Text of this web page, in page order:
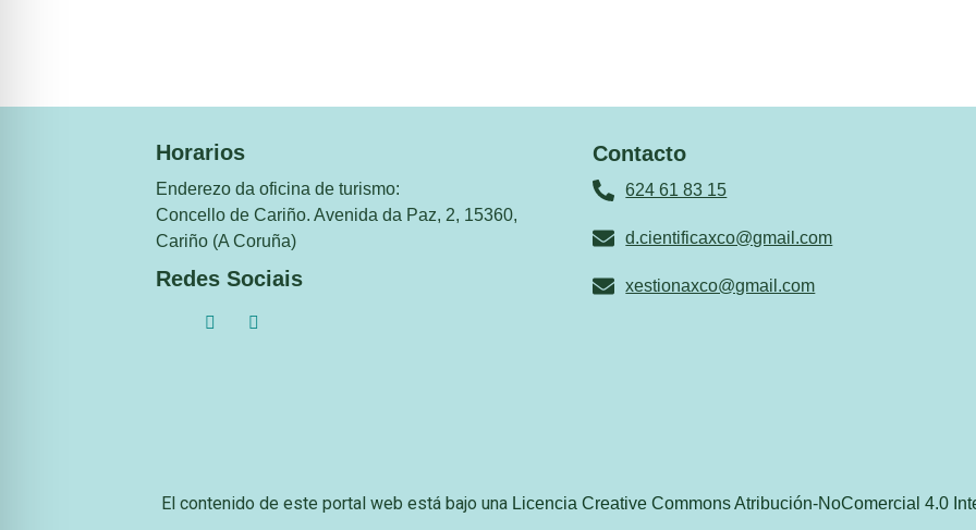
Horarios
Enderezo da oficina de turismo:
Concello de Cariño. Avenida da Paz, 2, 15360,
Cariño (A Coruña)
Redes Sociais
Contacto
624 61 83 15
d.cientificaxco@gmail.com
xestionaxco@gmail.com
El contenido de este portal web está bajo una Licencia Creative Commons Atribución-NoComercial 4.0